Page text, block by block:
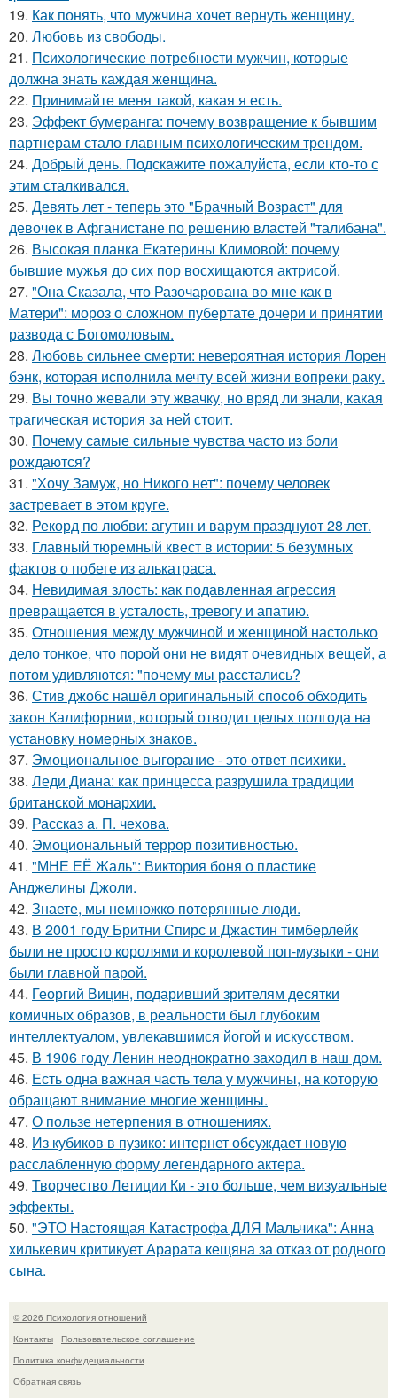
19. Как понять, что мужчина хочет вернуть женщину.
20. Любовь из свободы.
21. Психологические потребности мужчин, которые
должна знать каждая женщина.
22. Принимайте меня такой, какая я есть.
23. Эффект бумеранга: почему возвращение к бывшим
партнерам стало главным психологическим трендом.
24. Добрый день. Подскaжите пожалуйста, если кто-то с
этим сталкивался.
25. Девять лет - теперь это "Брачный Возраст" для
девочек в Афганистане по решению властей "талибана".
26. Высокая планка Екатерины Климовой: почему
бывшие мужья до сих пор восхищаются актрисой.
27. "Она Сказала, что Разочарована во мне как в
Матери": мороз о сложном пубертате дочери и принятии
развода с Богомоловым.
28. Любовь сильнее смерти: невероятная история Лорен
бэнк, которая исполнила мечту всей жизни вопреки раку.
29. Вы точно жевали эту жвачку, но вряд ли знали, какая
трагическая история за ней стоит.
30. Почему самые сильные чувства часто из боли
рождаются?
31. "Хочу Замуж, но Никого нет": почему человек
застревает в этом круге.
32. Рекорд по любви: агутин и варум празднуют 28 лет.
33. Главный тюремный квест в истории: 5 безумных
фактов о побеге из алькатраса.
34. Невидимая злость: как подавленная агрессия
превращается в усталость, тревогу и апатию.
35. Отношения между мужчиной и женщиной настолько
дело тонкое, что порой они не видят очевидных вещей, а
потом удивляются: "почему мы расстались?
36. Стив джобс нашёл оригинальный способ обходить
закон Калифорнии, который отводит целых полгода на
установку номерных знаков.
37. Эмоциональное выгорание - это ответ психики.
38. Леди Диана: как принцесса разрушила традиции
британской монархии.
39. Рассказ а. П. чехова.
40. Эмоциональный террор позитивностью.
41. "МНЕ ЕЁ Жаль": Виктория боня о пластике
Анджелины Джоли.
42. Знаете, мы немножко потерянные люди.
43. В 2001 году Бритни Спирс и Джастин тимберлейк
были не просто королями и королевой поп-музыки - они
были главной парой.
44. Георгий Вицин, подаривший зрителям десятки
комичных образов, в реальности был глубоким
интеллектуалом, увлекавшимся йогой и искусством.
45. В 1906 году Ленин неоднократно заходил в наш дом.
46. Есть одна важная часть тела у мужчины, на которую
обращают внимание многие женщины.
47. О пользе нетерпения в отношениях.
48. Из кубиков в пузико: интернет обсуждает новую
расслабленную форму легендарного актера.
49. Творчество Летиции Ки - это больше, чем визуальные
эффекты.
50. "ЭТО Настоящая Катастрофа ДЛЯ Мальчика": Анна
хилькевич критикует Арарата кещяна за отказ от родного
сына.
© 2026 Психология отношений
Контакты
Пользовательское соглашение
Политика конфидециальности
Обратная связь